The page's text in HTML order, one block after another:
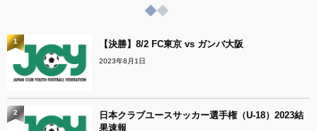
【決勝】8/2 FC東京 vs ガンバ大阪
2023年8月1日
1
日本クラブユースサッカー選手権（U-18）2023結
果速報
2